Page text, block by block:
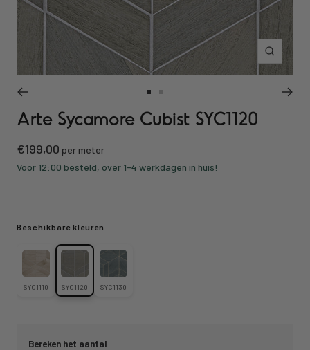
Inzoomen
naarnaar
Arte Sycamore Cubist SYC1120
Kortings
prijs
€199,00 per meter
Voor 12:00 besteld, over 1-4 werkdagen in huis!
Bereken het aantal
Beschikbare kleuren
SYC1110 SYC1120 SYC1130